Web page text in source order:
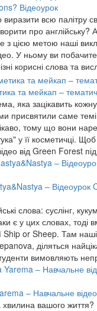
Відеоурок
всю палітру
про англійську?
з цією метою наші
У ньому ви
корисні слова та
та мейкап –
яка зацікавить
присвятили саме
тому що вони
у її косметичці.
від Green Forest
– Відеоурок
слова: суслінг,
є у цих словах, тоді
Ship or Sheep. Там
діляться
вимовляють
– Навчальне
вашого